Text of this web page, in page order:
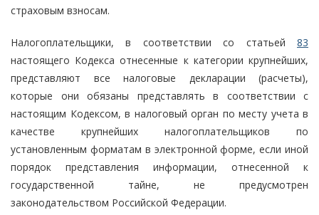
страховым взносам.
Налогоплательщики, в соответствии со статьей 83
настоящего Кодекса отнесенные к категории крупнейших,
представляют все налоговые декларации (расчеты),
которые они обязаны представлять в соответствии с
настоящим Кодексом, в налоговый орган по месту учета в
качестве крупнейших налогоплательщиков по
установленным форматам в электронной форме, если иной
порядок представления информации, отнесенной к
государственной тайне, не предусмотрен
законодательством Российской Федерации.